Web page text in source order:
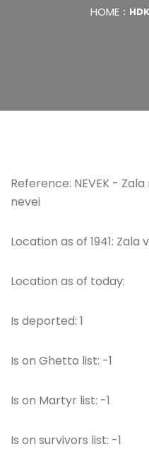
HOME
Reference: NEVEK -
nevei
Location as of 1941:
Location as of today:
Is deported: 1
Is on Ghetto list: -1
Is on Martyr list: -1
Is on survivors list: -1